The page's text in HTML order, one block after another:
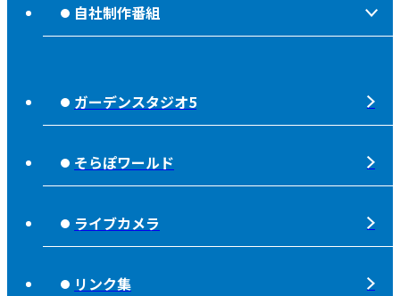
リクルートページ
放送番組審議会
大分朝日放送 人権方針
青少年と放送
子ども食堂応援
宇宙(そら)
ピンクリボン
みんなでそなえーる
自社制作番組
もっと！
SOLD OUT
タウンスパイス
夜分、おじゃまします。
ガーデンスタジオ5
そらぽワールド
ライブカメラ
リンク集